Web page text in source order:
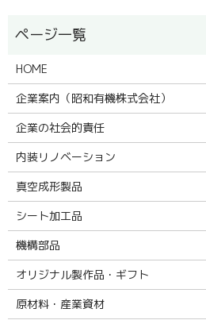
HOME
企業案内（昭和有機株式会社）
企業の社会的責任
内装リノベーション
真空成形製品
シート加工品
機構部品
オリジナル製作品・ギフト
原材料・産業資材